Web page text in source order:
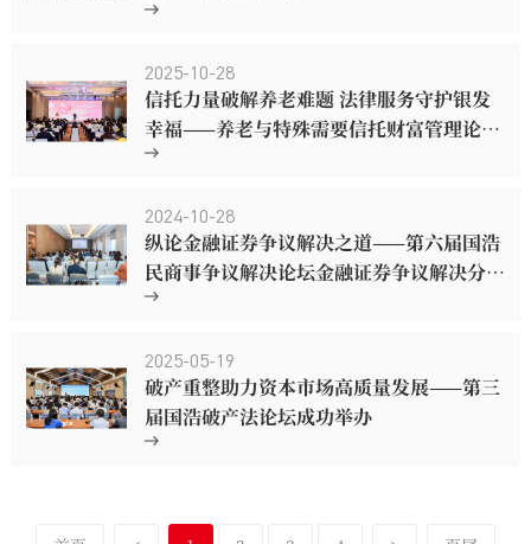
2025-10-28
信托力量破解养老难题 法律服务守护银发
幸福——养老与特殊需要信托财富管理论坛
在宁波成功举办
2024-10-28
纵论金融证券争议解决之道——第六届国浩
民商事争议解决论坛金融证券争议解决分论
坛成功举办
2025-05-19
破产重整助力资本市场高质量发展——第三
届国浩破产法论坛成功举办